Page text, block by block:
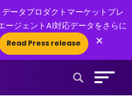
ータプロダクトマーケットプレ
ージェントAI対応データをさらに
Read Press release ×